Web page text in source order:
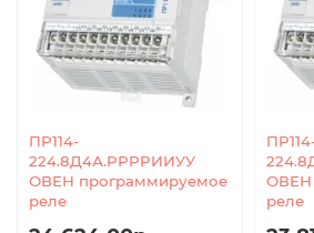
ПР114-
224.8Д4А.РРРРИИУУ
ОВЕН программируемое
реле
ОВЕН
реле